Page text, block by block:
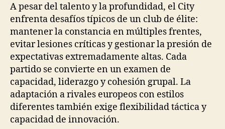
A pesar del talento y la profundidad, el City
enfrenta desafíos típicos de un club de élite:
mantener la constancia en múltiples frentes,
evitar lesiones críticas y gestionar la presión de
expectativas extremadamente altas. Cada
partido se convierte en un examen de
capacidad, liderazgo y cohesión grupal. La
adaptación a rivales europeos con estilos
diferentes también exige flexibilidad táctica y
capacidad de innovación.